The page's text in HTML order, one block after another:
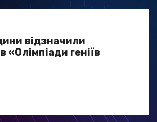
відзначили
«Олімпіади геніїв